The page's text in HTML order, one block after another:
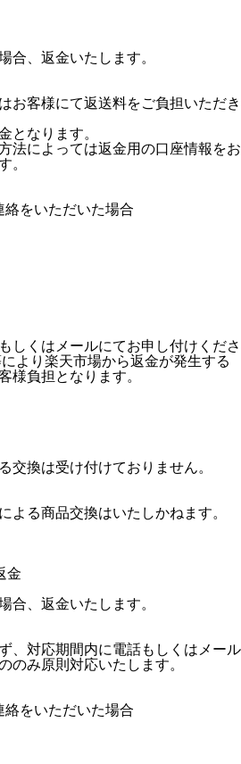
合、返金いたします。
お客様にて返送料をご負担いただき
となります。
法によっては返金用の口座情報をお
。
をいただいた場合
しくはメールにてお申し付けくださ
より楽天市場から返金が発生する
様負担となります。
交換は受け付けておりません。
よる商品交換はいたしかねます。
金
合、返金いたします。
、対応期間内に電話もしくはメール
のみ原則対応いたします。
をいただいた場合